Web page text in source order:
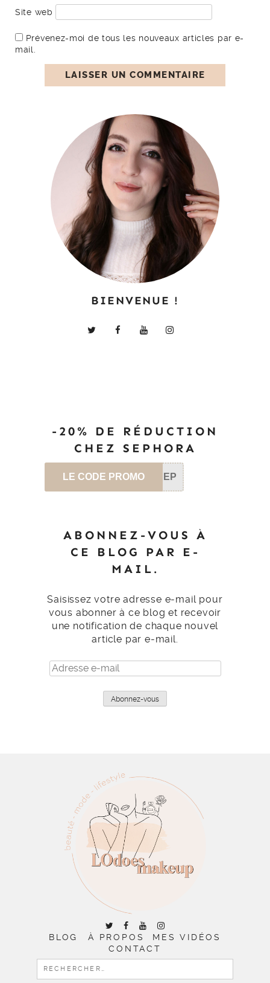
Site web
Prévenez-moi de tous les nouveaux articles par e-
mail.
BIENVENUE !
-20% DE RÉDUCTION
CHEZ SEPHORA
LE CODE PROMO SEP
ABONNEZ-VOUS À
CE BLOG PAR E-
MAIL.
Saisissez votre adresse e-mail pour
vous abonner à ce blog et recevoir
une notification de chaque nouvel
article par e-mail.
Adresse
e-
Abonnez-vous
BLOG À PROPOS
MES VIDÉOS
CONTACT
RECHERCHER :